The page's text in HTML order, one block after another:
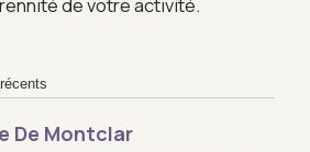
De Montclar